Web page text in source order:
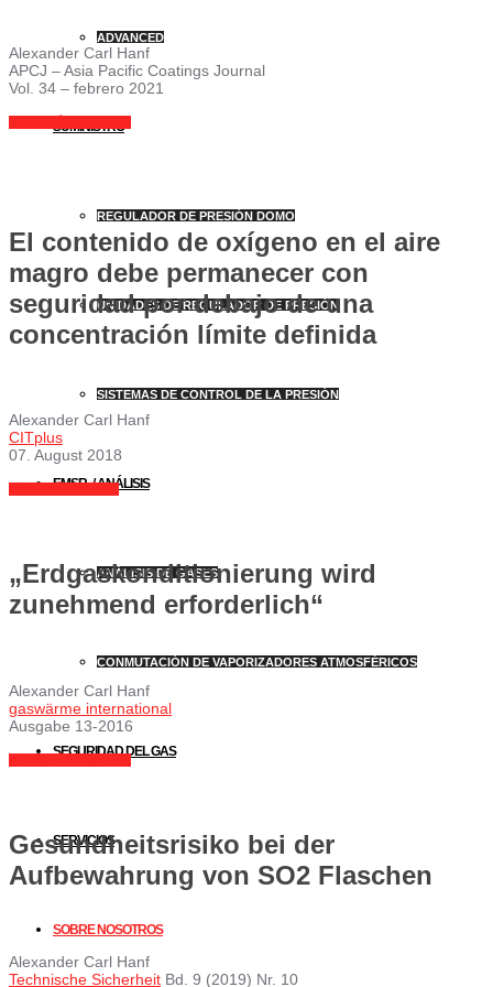
ADVANCED
SUMINISTRO
REGULADOR DE PRESIÓN DOMO
UNIDADES DE REGULADOR DE PRESIÓN
SISTEMAS DE CONTROL DE LA PRESIÓN
EMSR- / ANÁLISIS
ANÁLISIS DE GASES
CONMUTACIÓN DE VAPORIZADORES ATMOSFÉRICOS
SEGURIDAD DEL GAS
SERVICIOS
SOBRE NOSOTROS
Alexander Carl Hanf
APCJ – Asia Pacific Coatings Journal
Vol. 34 – febrero 2021
El contenido de oxígeno en el aire
magro debe permanecer con
seguridad por debajo de una
concentración límite definida
Alexander Carl Hanf
CITplus
07. August 2018
„Erdgaskonditionierung wird
zunehmend erforderlich“
Alexander Carl Hanf
gaswärme international
Ausgabe 13-2016
Gesundheitsrisiko bei der
Aufbewahrung von SO2 Flaschen
Alexander Carl Hanf
Technische Sicherheit Bd. 9 (2019) Nr. 10